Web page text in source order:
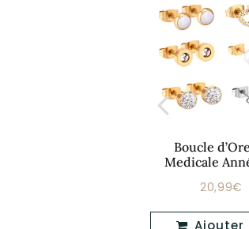
Boucle
Medicale
Prix
20,99€